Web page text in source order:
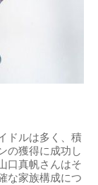
ドルは多く、積
の獲得に成功し
口真帆さんはそ
な家族構成につ